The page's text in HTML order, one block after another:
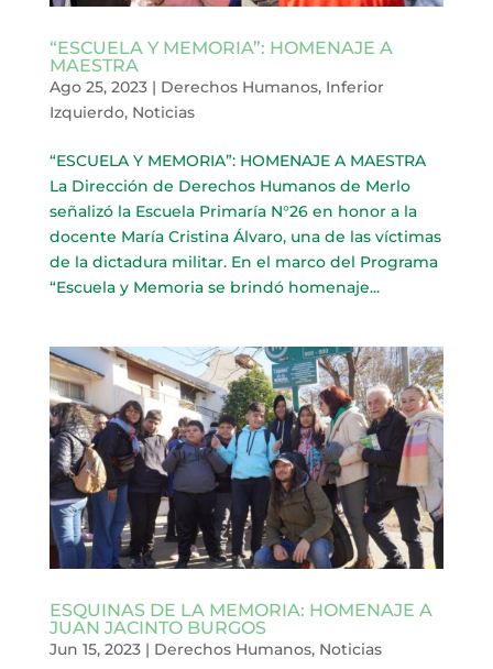
“ESCUELA Y MEMORIA”: HOMENAJE A
MAESTRA
Ago 25, 2023| Derechos Humanos, Inferior
Izquierdo, Noticias
“ESCUELA Y MEMORIA”: HOMENAJE A MAESTRA
La Dirección de Derechos Humanos de Merlo
señalizó la Escuela Primaría N°26 en honor a la
docente María Cristina Álvaro, una de las víctimas
de la dictadura militar. En el marco del Programa
“Escuela y Memoria se brindó homenaje...
ESQUINAS DE LA MEMORIA: HOMENAJE A
JUAN JACINTO BURGOS
Jun 15, 2023| Derechos Humanos, Noticias